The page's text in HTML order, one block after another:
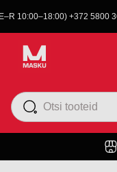
10:00–18:00) +372 5800